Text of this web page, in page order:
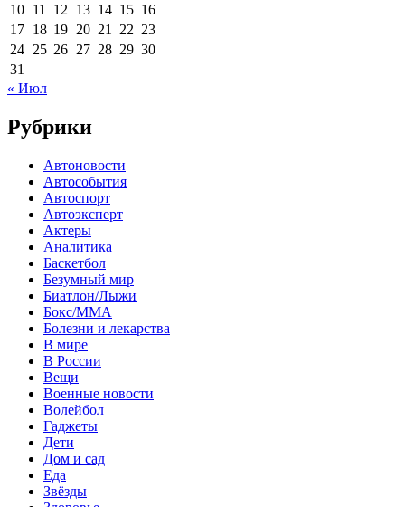
10 11 12 13 14 15 16
17 18 19 20 21 22 23
24 25 26 27 28 29 30
31
« Июл
Рубрики
Автоновости
Автособытия
Автоспорт
Автоэксперт
Актеры
Аналитика
Баскетбол
Безумный мир
Биатлон/Лыжи
Бокс/MMA
Болезни и лекарства
В мире
В России
Вещи
Военные новости
Волейбол
Гаджеты
Дети
Дом и сад
Еда
Звёзды